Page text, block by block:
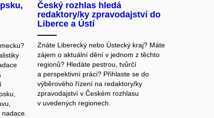
Český rozhlas hledá
redaktory/ky zpravodajství do
Liberce a Ústí
Znáte Liberecký nebo Ústecký kraj? Máte
zájem o aktuální dění v jednom z těchto
regionů? Hledáte pestrou, tvůrčí
a perspektivní práci? Přihlaste se do
výběrového řízení na redaktory/ky
zpravodajství v Českém rozhlasu
v uvedených regionech.